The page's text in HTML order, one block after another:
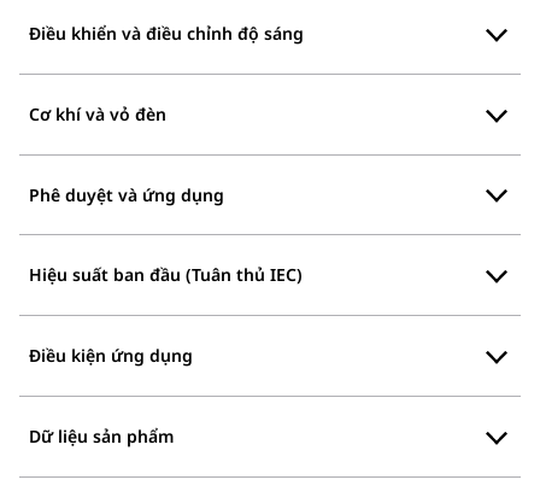
Điều khiển và điều chỉnh độ sáng
Cơ khí và vỏ đèn
Phê duyệt và ứng dụng
Hiệu suất ban đầu (Tuân thủ IEC)
Điều kiện ứng dụng
Dữ liệu sản phẩm